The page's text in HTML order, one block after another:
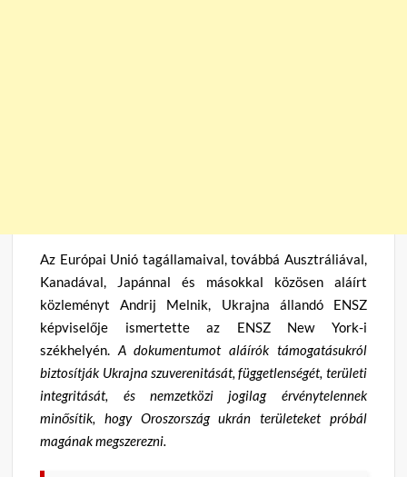
Az Európai Unió tagállamaival, továbbá Ausztráliával,
Kanadával, Japánnal és másokkal közösen aláírt
közleményt Andrij Melnik, Ukrajna állandó ENSZ
képviselője ismertette az ENSZ New York-i
székhelyén. A dokumentumot aláírók támogatásukról
biztosítják Ukrajna szuverenitását, függetlenségét, területi
integritását, és nemzetközi jogilag érvénytelennek
minősítik, hogy Oroszország ukrán területeket próbál
magának megszerezni.